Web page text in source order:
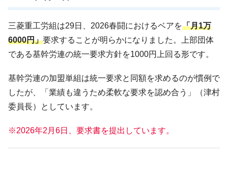
三菱重工労組は29日、2026春闘におけるベアを「月1万
6000円」要求することが明らかになりました。上部団体
である基幹労連の統一要求方針を1000円上回る形です。
基幹労連の加盟単組は統一要求と同額を求めるのが慣例で
したが、「業績も違うため柔軟な要求を認め合う」（津村
委員長）としています。
※2026年2月6日、要求書を提出しています。